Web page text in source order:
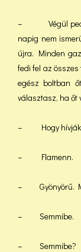
– Végül pedig
napig nem
újra. Minden
fedi fel az
egész boltban
választasz, ha őt
– Hogy hívják?
– Flamenn.
– Gyönyörű.
– Semmibe.
– Semmibe?